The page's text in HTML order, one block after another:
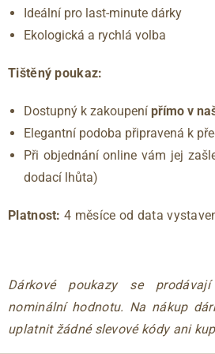
Ideální pro last-minute dárky
Ekologická a rychlá volba
Tištěný poukaz:
Dostupný k zakoupení přímo v
Elegantní podoba připravená k
Při objednání online vám jej
dodací lhůta)
Platnost: 4 měsíce od data
Dárkové poukazy se
nominální hodnotu. Na nákup
uplatnit žádné slevové kódy ani